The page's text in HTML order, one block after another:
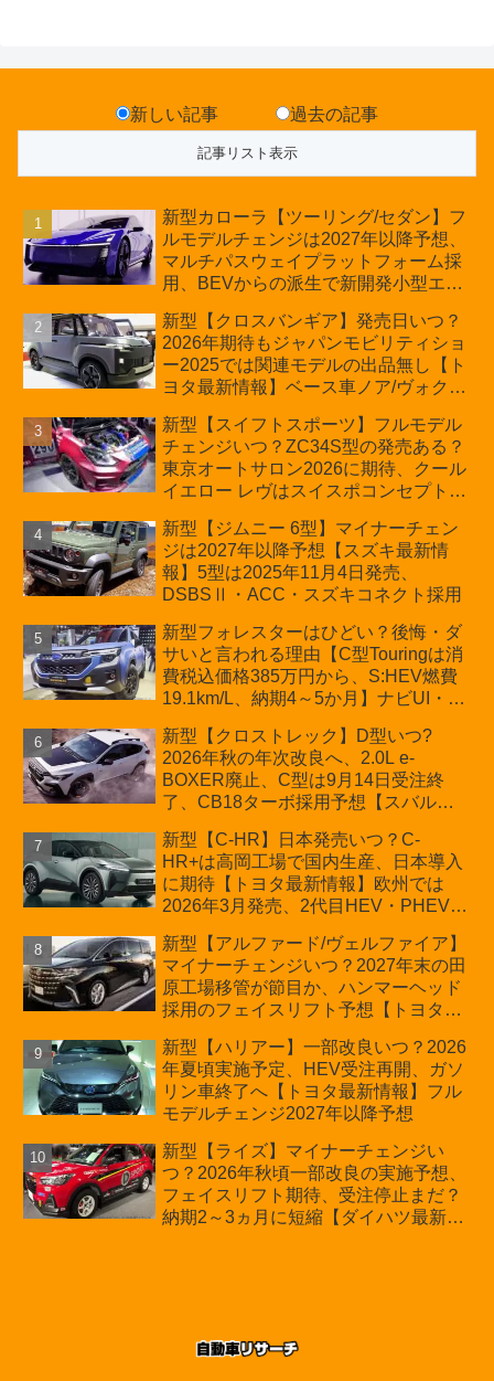
新しい記事 過去の記事
新型カローラ【ツーリング/セダン】フ
ルモデルチェンジは2027年以降予想、
マルチパスウェイプラットフォーム採
用、BEVからの派生で新開発小型エン
の採用は無しか【トヨタ最新情報】60
周年記念車発売
新型【クロスバンギア】発売日いつ？
2026年期待もジャパンモビリティショ
ー2025では関連モデルの出品無し【ト
ヨタ最新情報】ベース車ノア/ヴォクシ
ほか「コア」と「ツール」、デリカ
D:5対抗のクロスオーバーSUVミニバ
ン
新型【スイフトスポーツ】フルモデル
チェンジいつ？ZC34S型の発売ある？
東京オートサロン2026に期待、クール
イエロー レヴはスイスポコンセプト
プが争点【スズキ最新情報】特別仕様
車「ZC33S Final Edition」終了
新型【ジムニー 6型】マイナーチェン
ジは2027年以降予想【スズキ最新情
報】5型は2025年11月4日発売、
DSBSⅡ・ACC・スズキコネクト採用
新型フォレスターはひどい？後悔・ダ
サいと言われる理由【C型Touringは消
費税込価格385万円から、S:HEV燃費
19.1km/L、納期4～5か月】ナビUI・冬
カーオブザイヤーとJNCAP大賞受賞後
も残る注意点
新型【クロストレック】D型いつ?
2026年秋の年次改良へ、2.0L e-
BOXER廃止、C型は9月14日受注終
了、CB18ターボ採用予想【スバル最
新型【C-HR】日本発売いつ？C-
HR+は高岡工場で国内生産、日本導入
に期待【トヨタ最新情報】欧州では
2026年3月発売、2代目HEV・PHEVは
新型【アルファード/ヴェルファイア】
マイナーチェンジいつ？2027年末の田
原工場移管が節目か、ハンマーヘッド
採用のフェイスリフト予想【トヨタ最
費税込価格559万9000円から
新型【ハリアー】一部改良いつ？2026
年夏頃実施予定、HEV受注再開、ガソ
リン車終了へ【トヨタ最新情報】フル
モデルチェンジ2027年以降予想
新型【ライズ】マイナーチェンジい
つ？2026年秋頃一部改良の実施予想、
フェイスリフト期待、受注停止まだ？
納期2～3ヵ月に短縮【ダイハツ最新情